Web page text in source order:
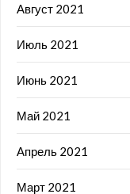
Август 2021
Июль 2021
Июнь 2021
Май 2021
Апрель 2021
Март 2021